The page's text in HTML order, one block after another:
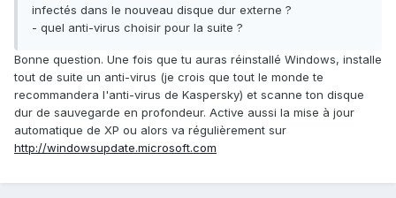
infectés dans le nouveau disque dur externe ?
- quel anti-virus choisir pour la suite ?
Bonne question. Une fois que tu auras réinstallé Windows, installe
tout de suite un anti-virus (je crois que tout le monde te
recommandera l'anti-virus de Kaspersky) et scanne ton disque
dur de sauvegarde en profondeur. Active aussi la mise à jour
automatique de XP ou alors va régulièrement sur
http://windowsupdate.microsoft.com